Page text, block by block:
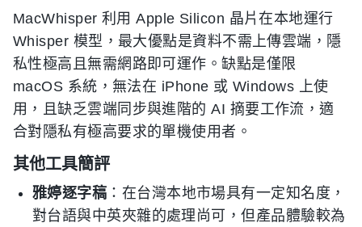
MacWhisper 利用 Apple Silicon 晶片在本地運行
Whisper 模型，最大優點是資料不需上傳雲端，隱
私性極高且無需網路即可運作。缺點是僅限
macOS 系統，無法在 iPhone 或 Windows 上使
用，且缺乏雲端同步與進階的 AI 摘要工作流，適
合對隱私有極高要求的單機使用者。
其他工具簡評
雅婷逐字稿 ：在台灣本地市場具有一定知名度，
對台語與中英夾雜的處理尚可，但產品體驗較為